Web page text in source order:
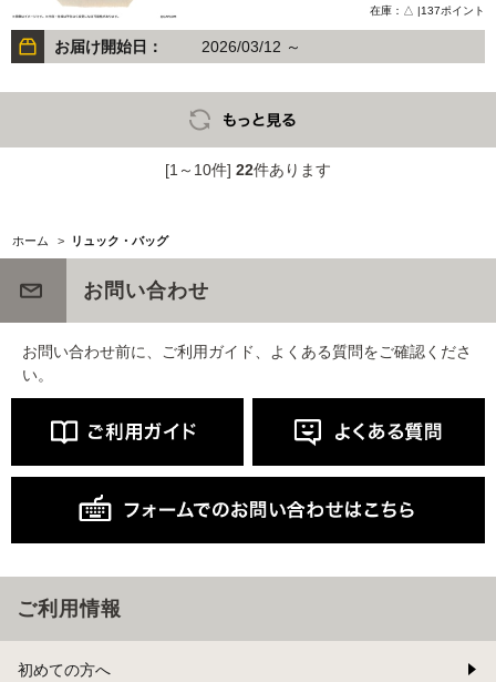
在庫：△ |137ポイント
お届け開始日： 2026/03/12 ～
[1～10件] 22件あります
ホーム > リュック・バッグ
お問い合わせ
お問い合わせ前に、ご利用ガイド、よくある質問をご確認くださ
い。
ご利用情報
初めての方へ